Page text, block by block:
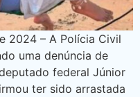
2024 – A Polícia Civil
uma denúncia de
federal Júnior
ter sido arrastada